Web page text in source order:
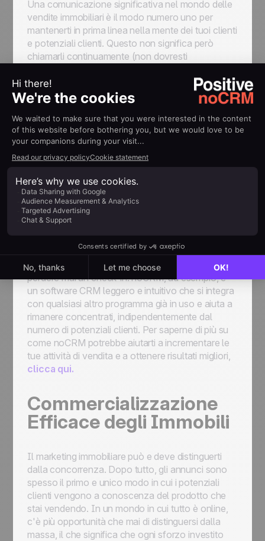
Una comunicazione significativa nel mondo delle
vendite immobiliari è il modo numero uno per
mantenerti in prima linea nella mente dei tuoi clienti
e potenziali clienti. Questo non significa però
chiamarli continuamente (non dovresti
prendere in considerazione l'idea di esplorare
diverse vie digitali per mantenere i contatti e dare
Prova strategie come:
Newsletter personalizzate
Post utili sui
social media
Messaggi diretti via
LinkedIn o WhatsApp
La costanza è la chiave: il follow-up non deve
essere sporadico.
Gli strumenti digitali sono un modo eccellente per
automatizzare il processo e assicurarsi di non
perdere mai un check-in. noCRM, ad esempio, è
un software CRM leggero e intuitivo che si integra
con qualsiasi altro programma già in uso e aiuta a
rimanere concentrati, indipendentemente dal
numero di potenziali clienti. Per saperne di più su
come noCRM potrebbe aiutarti a incrementare le
tue attività di vendita e a ottenere risultati migliori,
clicca qui.
Commercializzazione
Efficace degli Immobili
Il marketing immobiliare può e deve distinguerti
dalla concorrenza. Dopo tutto, gli annunci sono
spesso il primo e unico modo in cui i potenziali
clienti vengono a conoscenza del prodotto che
stai vendendo. In un mondo in cui tutto è online,
c'è più opportunità che mai di distinguersi dalla
massa, il che significa che ogni sforzo investito